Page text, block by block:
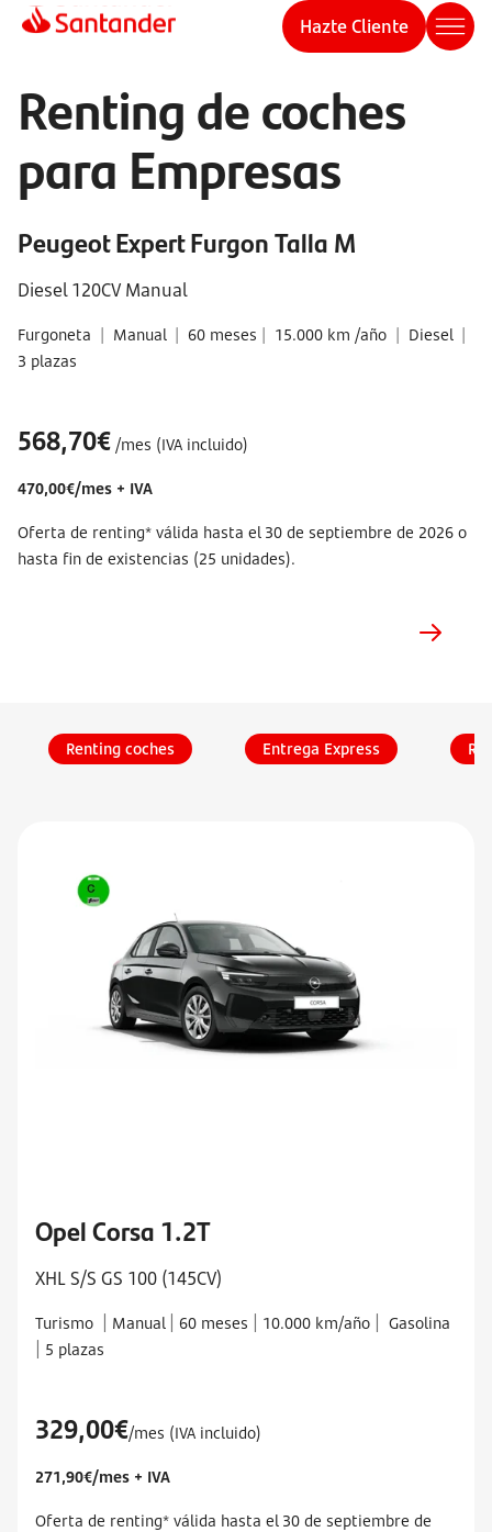
Hazte Cliente
Renting de coches
para Empresas
Peugeot Expert Furgon Talla M
Diesel 120CV Manual
Furgoneta | Manual | 60 meses | 15.000 km /año | Diesel |
3 plazas
568,70€ /mes (IVA incluido)
470,00€/mes + IVA
Oferta de renting* válida hasta el 30 de septiembre de 2026 o
hasta fin de existencias (25 unidades).
Renting coches Entrega Express
Opel Corsa 1.2T
XHL S/S GS 100 (145CV)
Turismo Manual 60 meses 10.000 km/año Gasolina
5 plazas
329,00€/mes (IVA incluido)
271,90€/mes + IVA
Oferta de renting* válida hasta el 30 de septiembre de